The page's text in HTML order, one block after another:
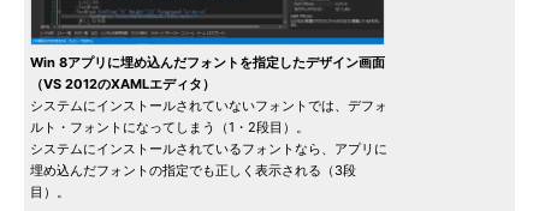
Win 8アプリに埋め込んだフォントを指定したデザイン画面
（VS 2012のXAMLエディタ）
システムにインストールされていないフォントでは、デフォ
ルト・フォントになってしまう（1・2段目）。
システムにインストールされているフォントなら、アプリに
埋め込んだフォントの指定でも正しく表示される（3段
目）。